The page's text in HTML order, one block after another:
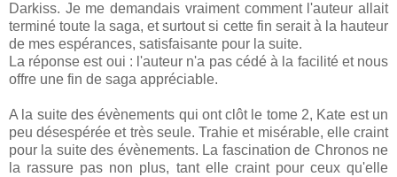
Darkiss. Je me demandais vraiment comment l'auteur allait
terminé toute la saga, et surtout si cette fin serait à la hauteur
de mes espérances, satisfaisante pour la suite.
La réponse est oui : l'auteur n'a pas cédé à la facilité et nous
offre une fin de saga appréciable.
A la suite des évènements qui ont clôt le tome 2, Kate est un
peu désespérée et très seule. Trahie et misérable, elle craint
pour la suite des évènements. La fascination de Chronos ne
la rassure pas non plus, tant elle craint pour ceux qu'elle